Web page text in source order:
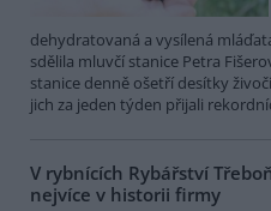
dehydratovaná a vysílená
sdělila mluvčí stanice Petra
stanice denně ošetří desítky
jich za jeden týden přijali
V rybnících Rybářství
nejvíce v historii firmy